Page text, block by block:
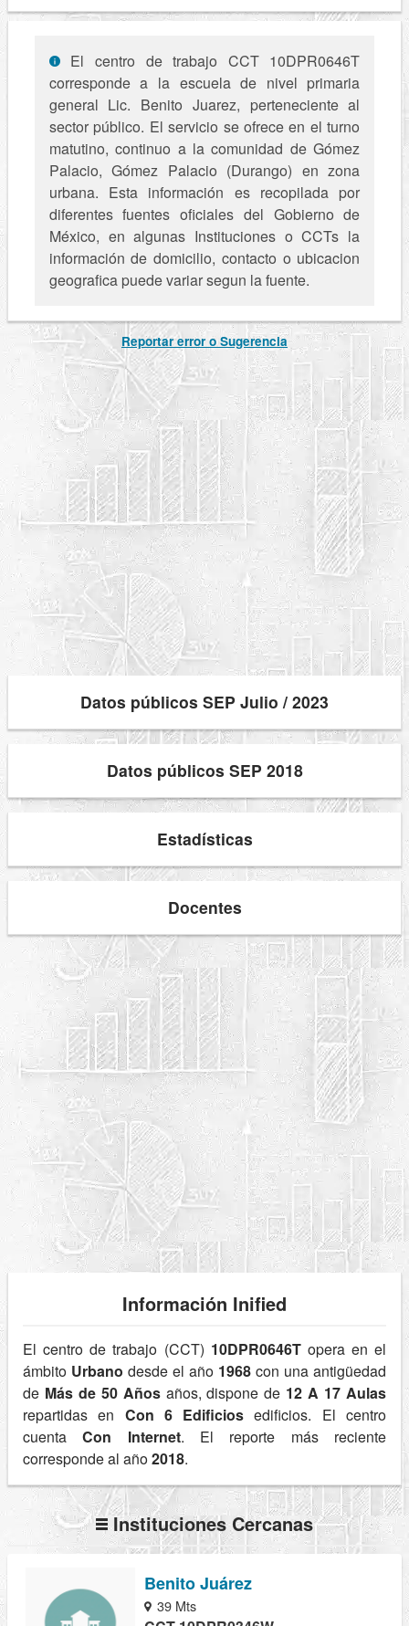
El centro de trabajo CCT 10DPR0646T
corresponde a la escuela de nivel primaria
general Lic. Benito Juarez, perteneciente al
sector público. El servicio se ofrece en el turno
matutino, continuo a la comunidad de Gómez
Palacio, Gómez Palacio (Durango) en zona
urbana. Esta información es recopilada por
diferentes fuentes oficiales del Gobierno de
México, en algunas Instituciones o CCTs la
información de domicilio, contacto o ubicacion
geografica puede variar segun la fuente.
Reportar error o Sugerencia
Datos públicos SEP Julio / 2023
Datos públicos SEP 2018
Estadísticas
Docentes
Información Inified
El centro de trabajo (CCT) 10DPR0646Topera en el
ámbito Urbano desde el año 1968 con una antigüedad
de Más de 50 Añosaños, dispone de 12 A 17 Aulas
repartidas en Con 6 Edificios edificios. El centro
cuentaCon Internet. El reporte más reciente
corresponde al año2018.
Instituciones Cercanas
Benito Juárez
39 Mts